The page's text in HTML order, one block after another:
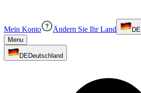
Mein Konto Ändern Sie Ihr Land DE
Menu
DEDeutschland